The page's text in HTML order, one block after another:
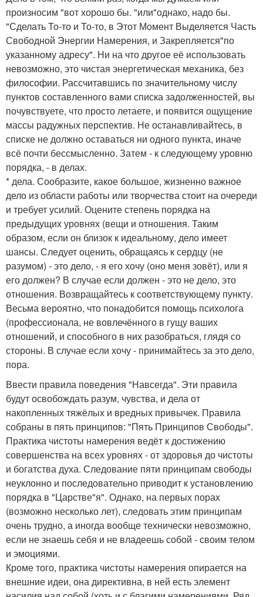
произносим "вот хорошо бы. "или"однако, надо бы.
"Сделать То-то и То-то, в Этот Момент Выделяется Часть
Свободной Энергии Намерения, и Закрепляется"по
указанному адресу". Ни на что другое её использовать
невозможно, это чистая энергетическая механика, без
философии. Рассчитавшись по значительному числу
пунктов составленного вами списка задолженностей, вы
почувствуете, что просто летаете, и появится ощущение
массы радужных перспектив. Не останавливайтесь, в
списке не должно оставаться ни одного пункта, иначе
всё почти бессмысленно. Затем - к следующему уровню
порядка, - в делах.
* дела. Сообразите, какое большое, жизненно важное
дело из области работы или творчества стоит на очереди
и требует усилий. Оцените степень порядка на
предыдущих уровнях (вещи и отношения. Таким
образом, если он близок к идеальному, дело имеет
шансы. Следует оценить, обращаясь к сердцу (не
разумом) - это дело, - я его хочу (оно меня зовёт), или я
его должен? В случае если должен - это не дело, это
отношения. Возвращайтесь к соответствующему пункту.
Весьма вероятно, что понадобится помощь психолога
(профессионала, не вовлечённого в гущу ваших
отношений, и способного в них разобраться, глядя со
стороны. В случае если хочу - принимайтесь за это дело,
пора.
Ввести правила поведения "Навсегда". Эти правила
будут освобождать разум, чувства, и дела от
накопленных тяжёлых и вредных привычек. Правила
собраны в пять принципов: "Пять Принципов Свободы".
Практика чистоты намерения ведёт к достижению
совершенства на всех уровнях - от здоровья до чистоты
и богатства духа. Следование пяти принципам свободы
неуклонно и последовательно приводит к установлению
порядка в "Царстве"я". Однако, на первых порах
(возможно несколько лет), следовать этим принципам
очень трудно, а иногда вообще технически невозможно,
если не знаешь себя и не владеешь собой - своим телом
и эмоциями.
Кроме того, практика чистоты намерения опирается на
внешние идеи, она директивна, в ней есть элемент